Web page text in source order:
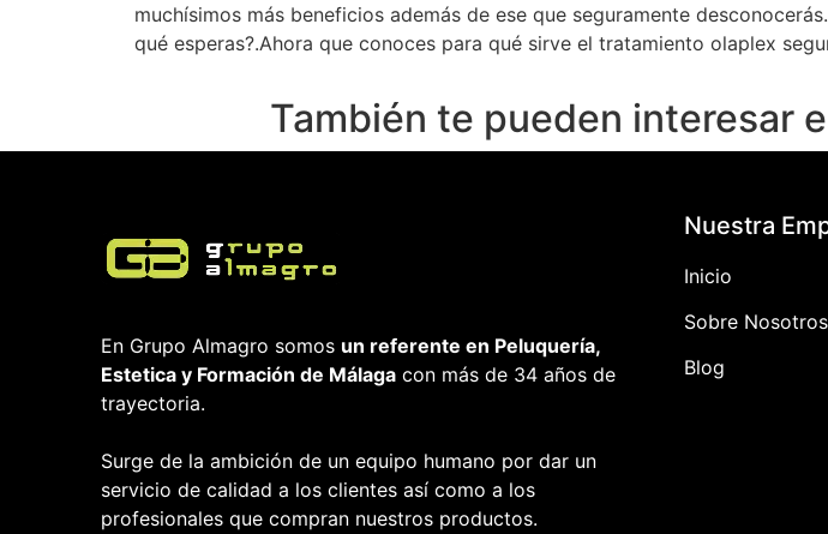
muchísimos más beneficios además de ese que seguramente
qué esperas?.Ahora que conoces para qué sirve el tratamiento olaplex
También te pueden interesar
En Grupo Almagro somos un referente en Peluquería,
Estetica y Formación de Málaga con más de 34 años de
trayectoria.
Surge de la ambición de un equipo humano por dar un
servicio de calidad a los clientes así como a los
profesionales que compran nuestros productos.
Nuestra
Inicio
Sobre Nosotros
Blog